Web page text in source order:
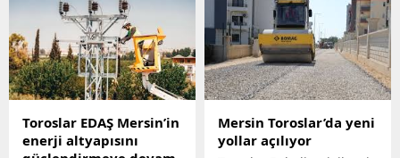
vatandaşlar, özel
gereksinimli bireyler ile
gazi ve şehit aileleri,
belediyenin şefkatli elini
her zaman yanlarında
hissediyor. Belediye Sosyal
Destek Hizmetleri
Müdürlüğü’ne bağlı Şehit
ve Gazi Şefliği ile Yaşlı ve
edemeyenler için bilimi
yurttaşın ayağına
götürüyor. ‘Gökyüzü
Hepimizin, Bilim Her
Yerde’ sloganıyla yola
çıkan Büyükşehir,
Mersin’in ilçelerini tek tek
gezerek 7’den 70’e herkesi
bilimle buluşturuyor.
Toroslar EDAŞ Mersin’in
enerji altyapısını
Mersin Toroslar’da yeni
yollar açılıyor